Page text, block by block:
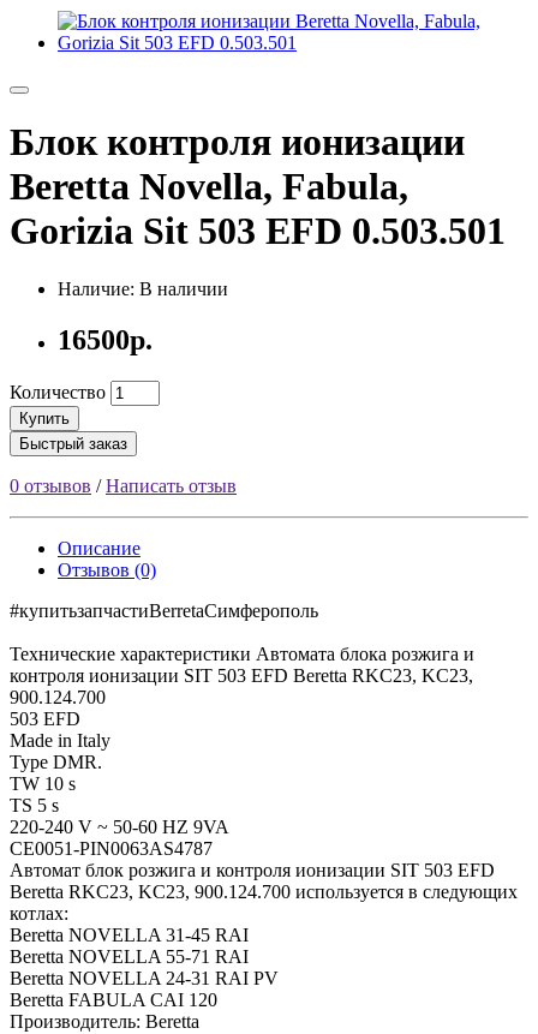
Блок контроля ионизации
Beretta Novella, Fabula,
Gorizia Sit 503 EFD 0.503.501
Наличие: В наличии
16500р.
Количество
Купить
Быстрый заказ
0 отзывов /Написать отзыв
Описание
Отзывов (0)
#купитьзапчастиBerretaCимферополь
Технические характеристики Автомата блока розжига и
контроля ионизации SIT 503 EFD Beretta RKC23, KC23,
900.124.700
503 EFD
Made in Italy
Type DMR.
TW 10 s
TS 5 s
220-240 V ~ 50-60 HZ 9VA
CE0051-PIN0063AS4787
Автомат блок розжига и контроля ионизации SIT 503 EFD
Beretta RKC23, KC23, 900.124.700 используется в следующих
котлах:
Beretta NOVELLA 31-45 RAI
Beretta NOVELLA 55-71 RAI
Beretta NOVELLA 24-31 RAI PV
Beretta FABULA CAI 120
Производитель: Beretta